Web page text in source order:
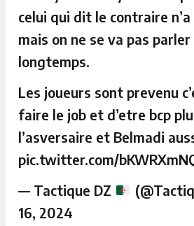
celui qui dit le contraire
mais on ne se va pas parler
longtemps.
Les joueurs sont prevenu
faire le job et d’etre bcp
l’asversaire et Belmadi
pic.twitter.com/
— Tactique DZ
16, 2024